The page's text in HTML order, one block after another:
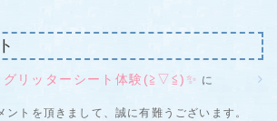
リッターシート体験(≧▽≦)✨ に
ントを頂きまして、誠に有難うございます。